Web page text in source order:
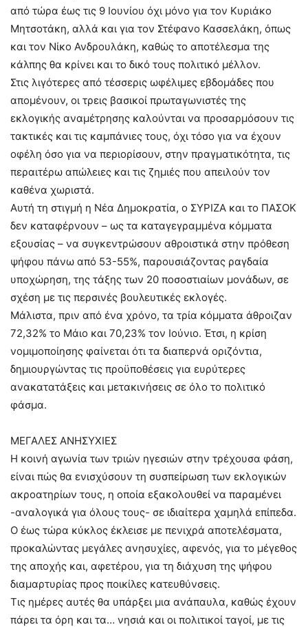
από τώρα έως τις 9 Ιουνίου όχι μόνο για τον Κυριάκο
Μητσοτάκη, αλλά και για τον Στέφανο Κασσελάκη, όπως
και τον Νίκο Ανδρουλάκη, καθώς το αποτέλεσμα της
κάλπης θα κρίνει και το δικό τους πολιτικό μέλλον.
Στις λιγότερες από τέσσερις ωφέλιμες εβδομάδες που
απομένουν, οι τρεις βασικοί πρωταγωνιστές της
εκλογικής αναμέτρησης καλούνται να προσαρμόσουν τις
τακτικές και τις καμπάνιες τους, όχι τόσο για να έχουν
οφέλη όσο για να περιορίσουν, στην πραγματικότητα, τις
περαιτέρω απώλειες και τις ζημιές που απειλούν τον
καθένα χωριστά.
Αυτή τη στιγμή η Νέα Δημοκρατία, ο ΣΥΡΙΖΑ και το ΠΑΣΟΚ
δεν καταφέρνουν – ως τα καταγεγραμμένα κόμματα
εξουσίας – να συγκεντρώσουν αθροιστικά στην πρόθεση
ψήφου πάνω από 53-55%, παρουσιάζοντας ραγδαία
υποχώρηση, της τάξης των 20 ποσοστιαίων μονάδων, σε
σχέση με τις περσινές βουλευτικές εκλογές.
Μάλιστα, πριν από ένα χρόνο, τα τρία κόμματα άθροιζαν
72,32% το Μάιο και 70,23% τον Ιούνιο. Έτσι, η κρίση
νομιμοποίησης φαίνεται ότι τα διαπερνά οριζόντια,
δημιουργώντας τις προϋποθέσεις για ευρύτερες
ανακατατάξεις και μετακινήσεις σε όλο το πολιτικό
φάσμα.
ΜΕΓΑΛΕΣ ΑΝΗΣΥΧΙΕΣ
Η κοινή αγωνία των τριών ηγεσιών στην τρέχουσα φάση,
είναι πώς θα ενισχύσουν τη συσπείρωση των εκλογικών
ακροατηρίων τους, η οποία εξακολουθεί να παραμένει
-αναλογικά για όλους τους- σε ιδιαίτερα χαμηλά επίπεδα.
Ο έως τώρα κύκλος έκλεισε με πενιχρά αποτελέσματα,
προκαλώντας μεγάλες ανησυχίες, αφενός, για το μέγεθος
της αποχής και, αφετέρου, για τη διάχυση της ψήφου
διαμαρτυρίας προς ποικίλες κατευθύνσεις.
Τις ημέρες αυτές θα υπάρξει μια ανάπαυλα, καθώς έχουν
πάρει τα όρη και τα… νησιά και οι πολιτικοί ταγοί, με τις